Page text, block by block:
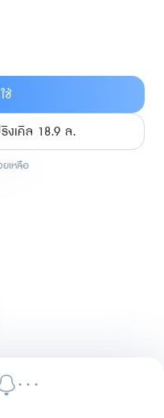
ช้
เคิล 18.9 ล.
เหลือ
...